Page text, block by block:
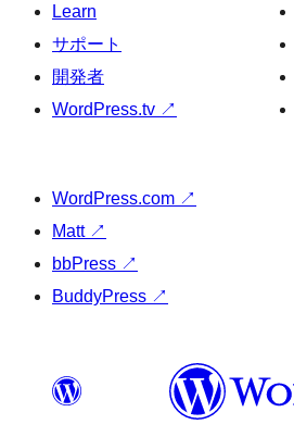
Learn
サポート
開発者
WordPress.tv ↗
WordPress.com ↗
Matt ↗
bbPress ↗
BuddyPress ↗